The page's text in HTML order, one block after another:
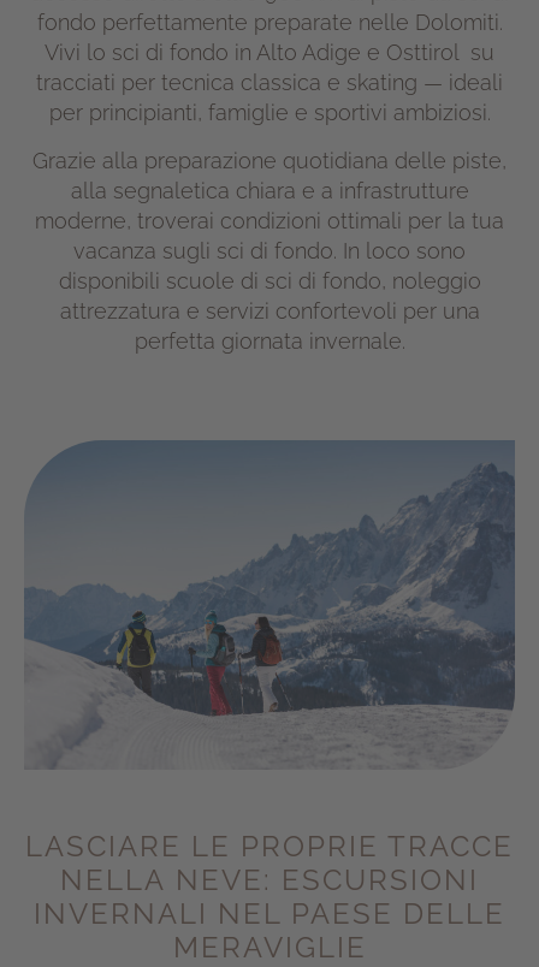
fondo perfettamente preparate nelle Dolomiti.
Vivi lo sci di fondo in Alto Adige e Osttirol
su
tracciati per tecnica classica e skating — ideali
per principianti, famiglie e sportivi ambiziosi.
Grazie alla preparazione quotidiana delle piste,
alla segnaletica chiara e a infrastrutture
moderne, troverai condizioni ottimali per la tua
vacanza sugli sci di fondo. In loco sono
disponibili scuole di sci di fondo, noleggio
attrezzatura e servizi confortevoli per una
perfetta giornata invernale.
LASCIARE LE PROPRIE TRACCE
NELLA NEVE: ESCURSIONI
INVERNALI NEL PAESE DELLE
MERAVIGLIE